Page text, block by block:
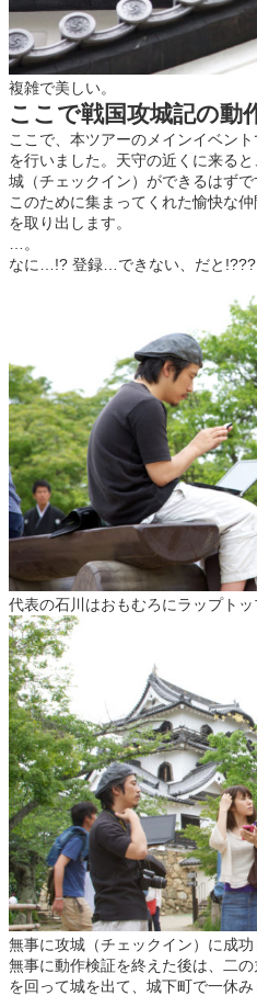
複雑で美しい。
ここで戦国攻城記の動
ここで、本ツアーのメインイベント
を行いました。天守の近くに来る
城（チェックイン）ができるはずで
このために集まってくれた愉快な
を取り出します。
…。
なに…!? 登録…できない、だと!???
代表の石川はおもむろにラップト
無事に攻城（チェックイン）に成功
無事に動作検証を終えた後は、二
を回って城を出て、城下町で一休み